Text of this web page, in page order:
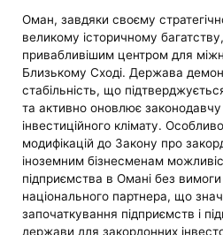
Оман, завдяки своєму
великому історичному
привабливішим центром для
Близькому Сході. Держава
стабільність, що
та активно оновлює
інвестиційного клімату.
модифікацій до Закону про
іноземним бізнесменам
підприємства в Омані без вимоги
національного партнера, що
започаткування підприємств і
держави для закордонних